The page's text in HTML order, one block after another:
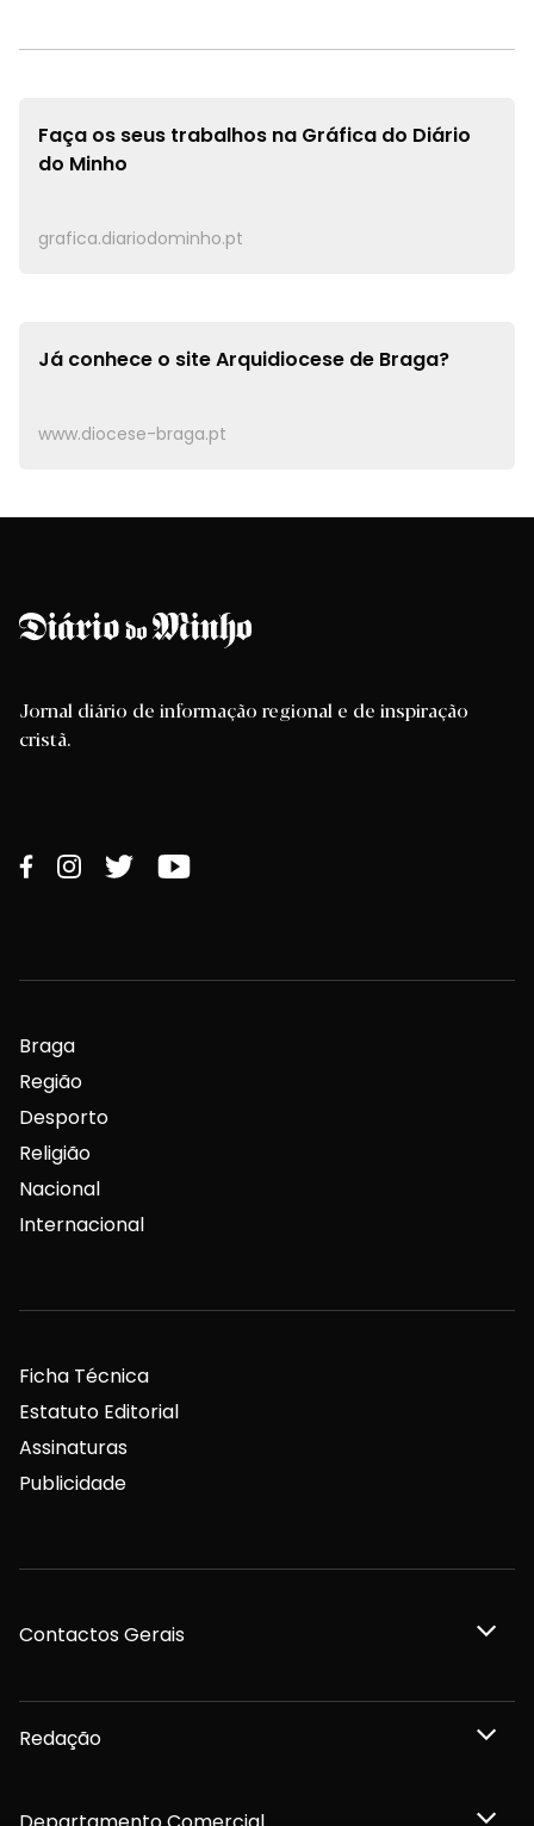
Faça os seus trabalhos na Gráfica do Diário
do Minho
grafica.diariodominho.pt
Já conhece o siteArquidiocese de Braga?
www.diocese-braga.pt
Jornal diário de informação regional e de inspiração
cristã.
Braga
Região
Desporto
Religião
Nacional
Internacional
Ficha Técnica
Estatuto Editorial
Assinaturas
Publicidade
Contactos Gerais
Redação